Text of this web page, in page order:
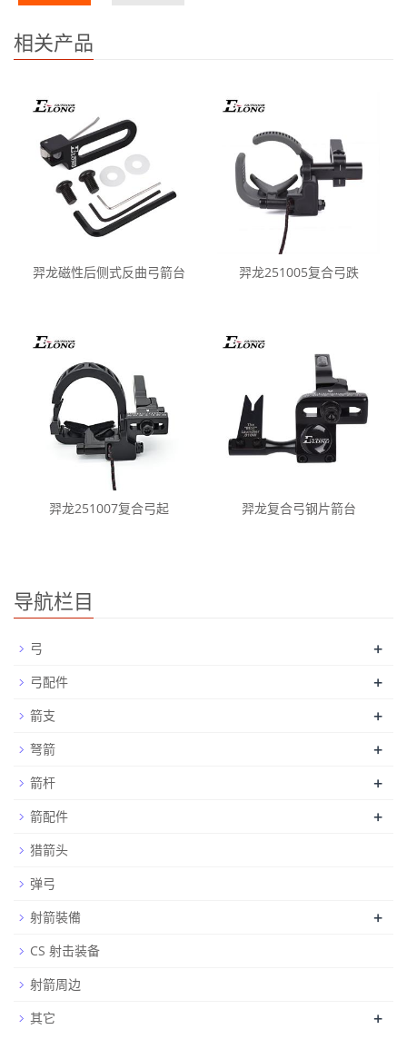
相关产品
羿龙磁性后侧式反曲弓箭台 羿龙251005复合弓跌
羿龙251007复合弓起 羿龙复合弓钢片箭台
导航栏目
弓 +
弓配件 +
箭支 +
弩箭 +
箭杆 +
箭配件 +
猎箭头
弹弓
射箭裝備
+
CS 射击装备
射箭周边
其它
+